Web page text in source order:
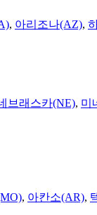
, 아리조나(AZ),
브래스카(NE), 미
, 아칸소(AR),